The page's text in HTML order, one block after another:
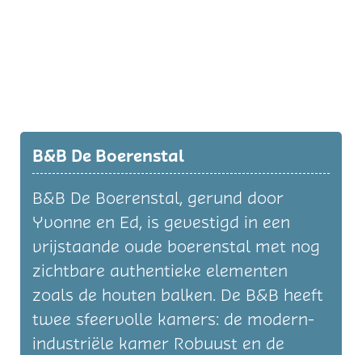
B&B De Boerenstal
B&B De Boerenstal, gerund door
Yvonne en Ed, is gevestigd in een
vrijstaande oude boerenstal met nog
zichtbare authentieke elementen
zoals de houten balken. De B&B heeft
twee sfeervolle kamers: de modern-
industriële kamer Robuust en de